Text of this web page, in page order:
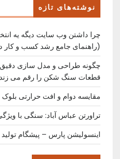
نوشته‌های تازه
چرا داشتن وب سایت دیگه یه
(راهنمای جامع رشد کسب ‌و کار
چگونه طراحی و مدل سازی دقیق،
قطعات سنگ شکن را رقم می
مقایسه دوام و افت حرارتی بلوک
تراورتن عباس آباد: سنگی با
اینسولیشن پارس – پیشگام